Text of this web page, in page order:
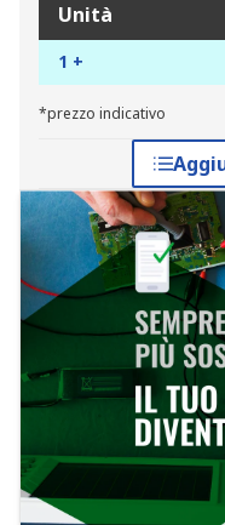
Unità
1 +
*prezzo indicativo